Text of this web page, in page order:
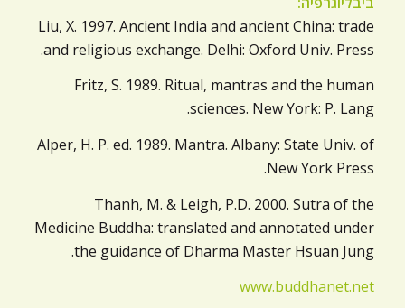
Liu, X. 1997. Ancient India and ancient China: trade
and religious exchange. Delhi: Oxford Univ. Press.
Fritz, S. 1989. Ritual, mantras and the human
sciences. New York: P. Lang.
Alper, H. P. ed. 1989. Mantra. Albany: State Univ. of
New York Press.
Thanh, M. & Leigh, P.D. 2000. Sutra of the
Medicine Buddha: translated and annotated under
the guidance of Dharma Master Hsuan Jung.
www.buddhanet.net